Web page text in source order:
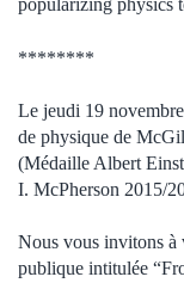
popularizing physics
********
Le jeudi 19
de physique de
(Médaille Albert
I. McPherson 2015/
Nous vous invitons à
publique intitulée